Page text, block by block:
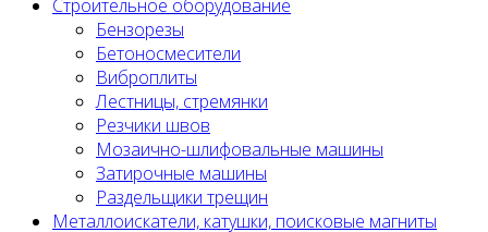
Строительное оборудование
Бензорезы
Бетоносмесители
Виброплиты
Лестницы, стремянки
Резчики швов
Мозаично-шлифовальные машины
Затирочные машины
Раздельщики трещин
Металлоискатели, катушки, поисковые магниты